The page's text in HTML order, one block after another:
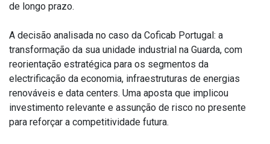
de longo prazo.
A decisão analisada no caso da Coficab Portugal: a
transformação da sua unidade industrial na Guarda, com
reorientação estratégica para os segmentos da
electrificação da economia, infraestruturas de energias
renováveis e data centers. Uma aposta que implicou
investimento relevante e assunção de risco no presente
para reforçar a competitividade futura.